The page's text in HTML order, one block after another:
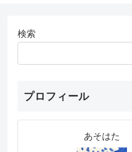
検索
プロフィール
あそはた